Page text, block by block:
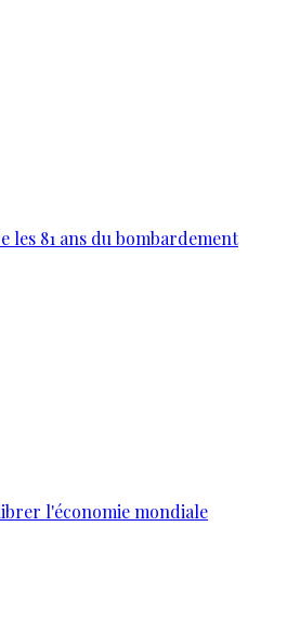
les 81 ans du bombardement
l'économie mondiale